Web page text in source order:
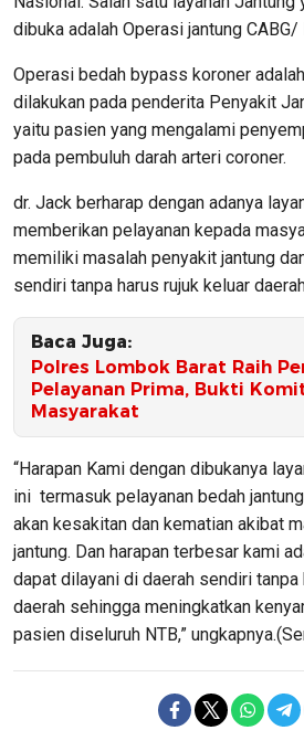
dibuka adalah Operasi jantung
Operasi bedah bypass koroner
dilakukan pada penderita Penyakit
yaitu pasien yang mengalami
pada pembuluh darah arteri coroner.
dr. Jack berharap dengan adanya
memberikan pelayanan kepada
memiliki masalah penyakit jantung
sendiri tanpa harus rujuk keluar
Baca Juga:
Polres Lombok Barat Raih
Pelayanan Prima, Bukti
Masyarakat
“Harapan Kami dengan dibukanya
ini termasuk pelayanan bedah
akan kesakitan dan kematian akibat
jantung. Dan harapan terbesar kami
dapat dilayani di daerah sendiri tanpa
daerah sehingga meningkatkan
pasien diseluruh NTB,”